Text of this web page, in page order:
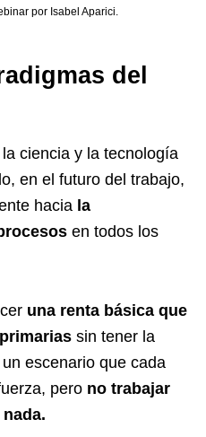
por Isabel Aparici.
del
ciencia y la tecnología
en el futuro del trabajo,
hacia la
en todos los
una renta básica que
sin tener la
escenario que cada
pero no trabajar